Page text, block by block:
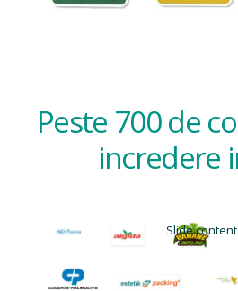
Peste 700 de
incredere
Slide content